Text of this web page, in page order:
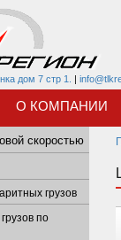
дом 7 стр 1. |
О КОМПАНИИ
скоростью
грузов
по